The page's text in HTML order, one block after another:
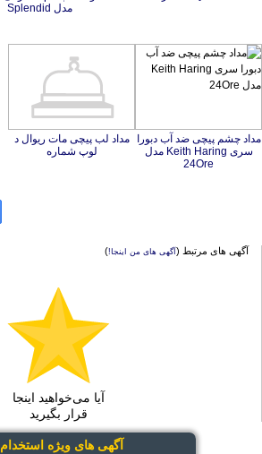
مدل Splendid
مداد چشم پیچی ضد آب دبورا
سری Keith Haring مدل
24Ore
مداد لب پیچی مات ریوال د
لوپ شماره
آگهی های مرتبط (آگهی های من اینجا!)
آیا می‌خواهید اینجا
قرار بگیرید
آگهی های ویژه استخدام